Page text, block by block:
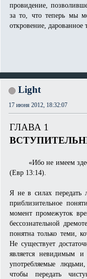
провидение,
за то, что теперь мы
откровение,
Light
17 июня 2012, 18:32:07
ГЛАВА 1
«Ибо не имеем здесь
(Евр 13:14).
Я не в силах передать
приблизительное
момент промежуток
бессознательной
понятна только теми,
Не существует
является невидимым
употребляемые
чтобы передать